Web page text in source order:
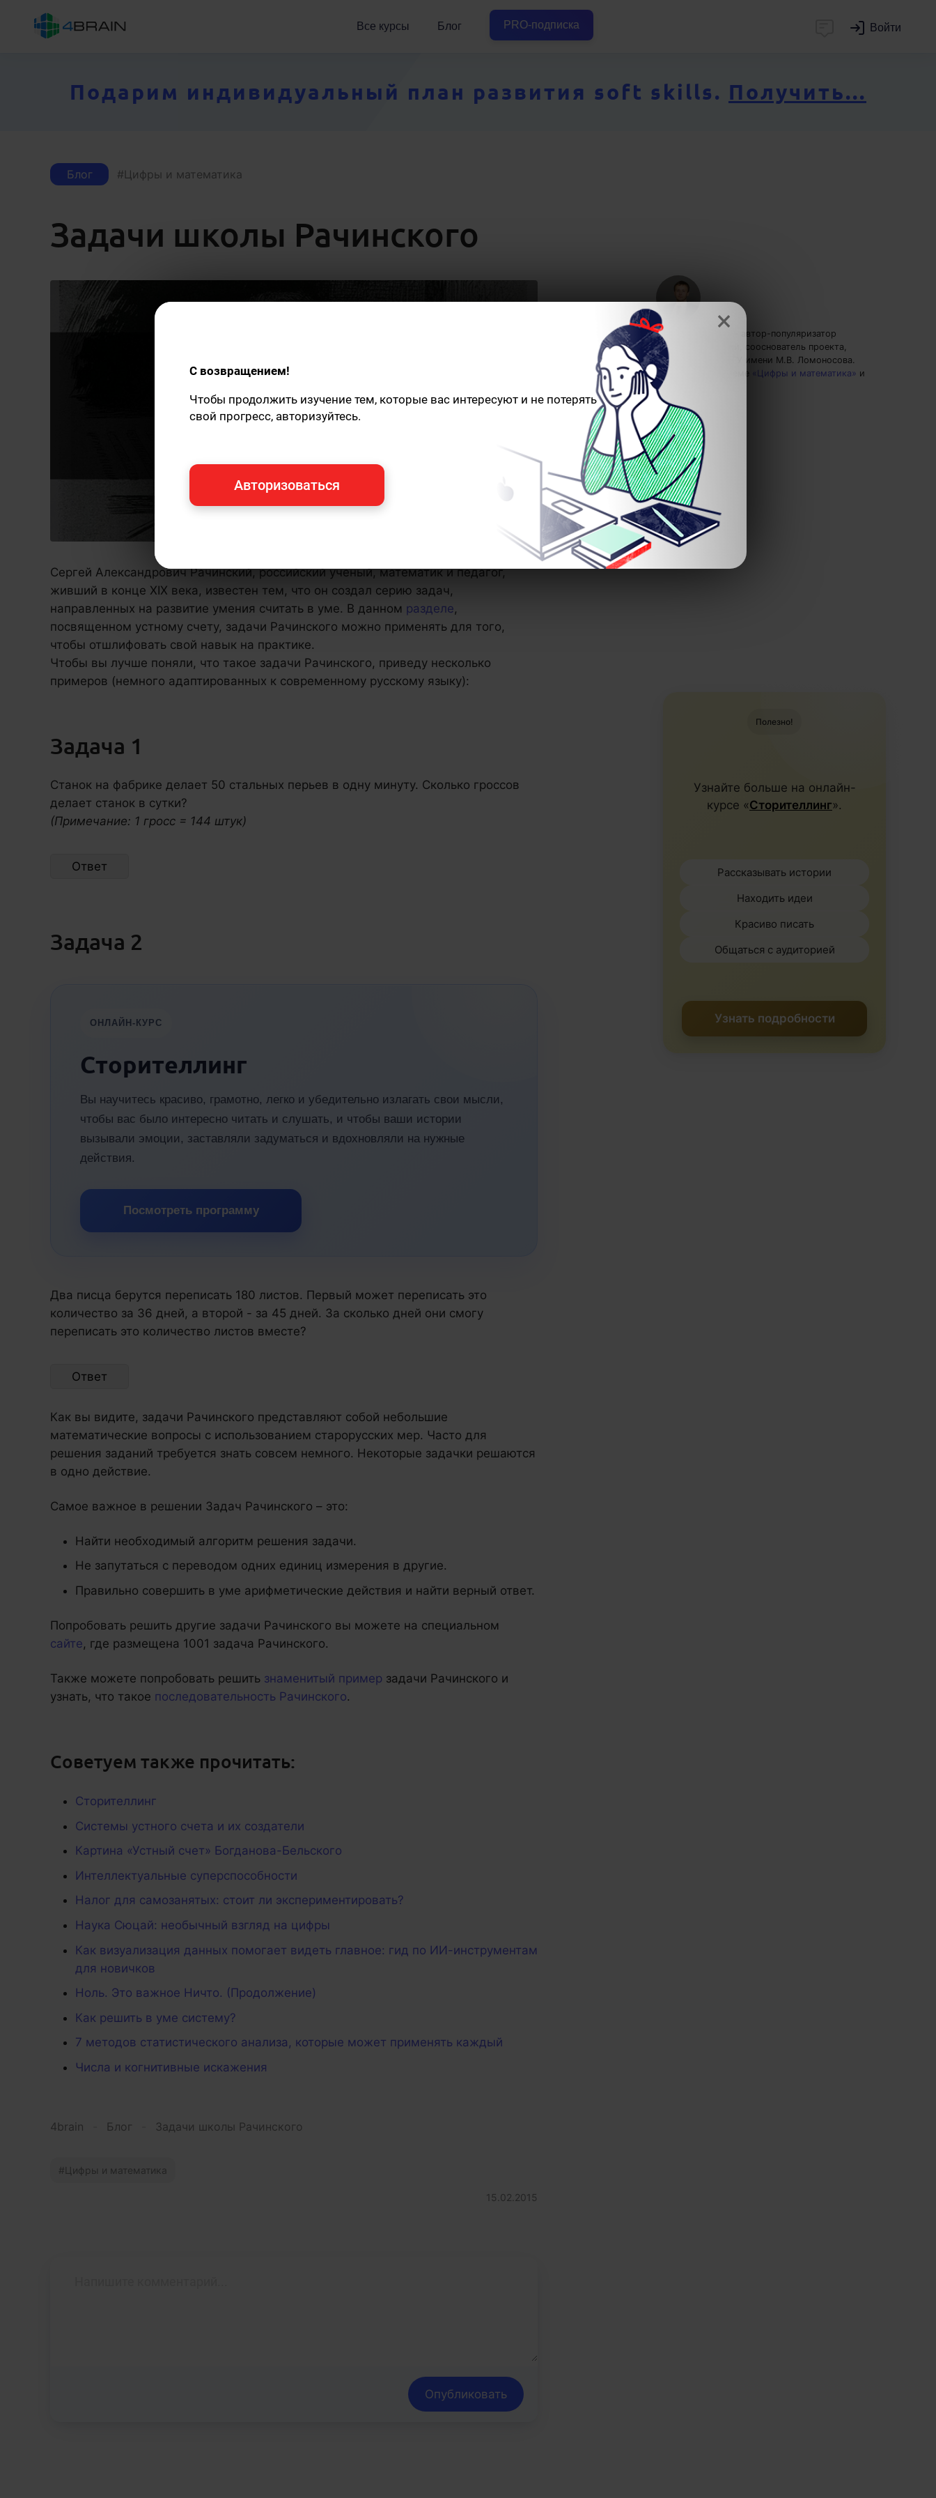
Все курсы Блог PRO-подписка Войти
Подарим индивидуальный план развития soft skills. Получить...
Блог Цифры и математика
Задачи школы Рачинского
Евгений Буянов
— автор-популяризатор
экспертных знаний, сооснователь проекта,
преподаватель МГУ имени М.В. Ломоносова.
Пишу статьи по теме
«Цифры и математика» и
не только.
Сергей Александрович Рачинский, российский ученый, математик и педагог,
живший в конце XIX века, известен тем, что он создал серию задач,
направленных на развитие умения считать в уме. В данном разделе,
посвященном устному счету, задачи Рачинского можно применять для того,
чтобы отшлифовать свой навык на практике.
Чтобы вы лучше поняли, что такое задачи Рачинского, приведу несколько
примеров (немного адаптированных к современному русскому языку):
Задача 1
Станок на фабрике делает 50 стальных перьев в одну минуту. Сколько гроссов
делает станок в сутки?
(Примечание: 1 гросс = 144 штук)
Ответ
Задача 2
ОНЛАЙН-КУРС
Сторителлинг
Вы научитесь красиво, грамотно, легко и убедительно излагать свои мысли,
чтобы вас было интересно читать и слушать, и чтобы ваши истории
вызывали эмоции, заставляли задуматься и вдохновляли на нужные
действия.
Посмотреть программу
Два писца берутся переписать 180 листов. Первый может переписать это
количество за 36 дней, а второй - за 45 дней. За сколько дней они смогу
переписать это количество листов вместе?
Ответ
Как вы видите, задачи Рачинского представляют собой небольшие
математические вопросы с использованием старорусских мер. Часто для
решения заданий требуется знать совсем немного. Некоторые задачки решаются
в одно действие.
Самое важное в решении Задач Рачинского – это:
Найти необходимый алгоритм решения задачи.
Не запутаться с переводом одних единиц измерения в другие.
Правильно совершить в уме арифметические действия и найти верный ответ.
Попробовать решить другие задачи Рачинского вы можете на специальном
сайте, где размещена 1001 задача Рачинского.
Также можете попробовать решить знаменитый пример задачи Рачинского и
узнать, что такое последовательность Рачинского.
Советуем также прочитать:
Сторителлинг
Системы устного счета и их создатели
Картина «Устный счет» Богданова-Бельского
Интеллектуальные суперспособности
Налог для самозанятых: стоит ли экспериментировать?
Наука Сюцай: необычный взгляд на цифры
Как визуализация данных помогает видеть главное: гид по ИИ-инструментам
для новичков
Ноль. Это важное Ничто. (Продолжение)
Как решить в уме систему?
7 методов статистического анализа, которые может применять каждый
Числа и когнитивные искажения
4brain Блог Задачи школы Рачинского
Цифры и математика
15.02.2015
Опубликовать
Полезно!
Узнайте больше на онлайн-
курсе «Сторителлинг».
Рассказывать истории
Находить идеи
Красиво писать
Общаться с аудиторией
Узнать подробности
×
С возвращением!
Чтобы продолжить изучение тем, которые вас интересуют и не потерять
свой прогресс, авторизуйтесь.
Авторизоваться